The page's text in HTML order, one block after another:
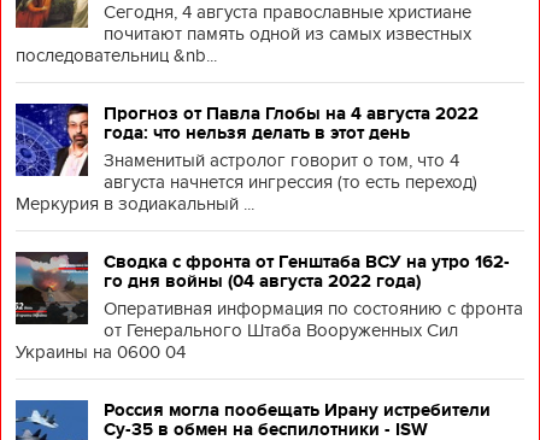
Сегодня, 4 августа православные христиане
почитают память одной из самых известных
последовательниц &nb...
Прогноз от Павла Глобы на 4 августа 2022
года: что нельзя делать в этот день
Знаменитый астролог говорит о том, что 4
августа начнется ингрессия (то есть переход)
Меркурия в зодиакальный ...
Сводка с фронта от Генштаба ВСУ на утро 162-
го дня войны (04 августа 2022 года)
Оперативная информация по состоянию с фронта
от Генерального Штаба Вооруженных Сил
Украины на 0600 04
Россия могла пообещать Ирану истребители
Су-35 в обмен на беспилотники - ISW